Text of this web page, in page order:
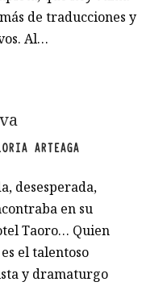
de traducciones y
Al…
ARTEAGA
desesperada,
en su
Taoro… Quien
el talentoso
y dramaturgo